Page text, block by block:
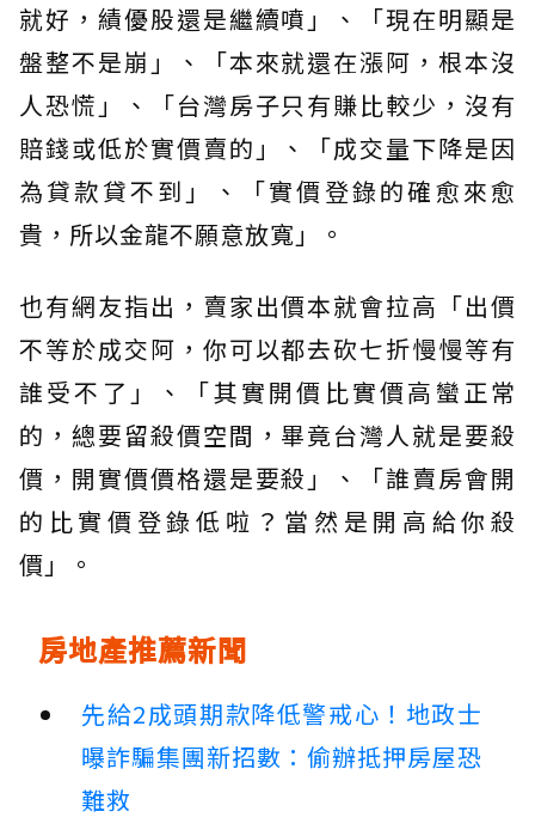
就好，績優股還是繼續噴」、「現在明顯是
盤整不是崩」、「本來就還在漲阿，根本沒
人恐慌」、「台灣房子只有賺比較少，沒有
賠錢或低於實價賣的」、「成交量下降是因
為貸款貸不到」、「實價登錄的確愈來愈
貴，所以金龍不願意放寬」。
也有網友指出，賣家出價本就會拉高「出價
不等於成交阿，你可以都去砍七折慢慢等有
誰受不了」、「其實開價比實價高蠻正常
的，總要留殺價空間，畢竟台灣人就是要殺
價，開實價價格還是要殺」、「誰賣房會開
的比實價登錄低啦？當然是開高給你殺
價」。
房地產推薦新聞
先給2成頭期款降低警戒心！地政士
曝詐騙集團新招數：偷辦抵押房屋恐
難救